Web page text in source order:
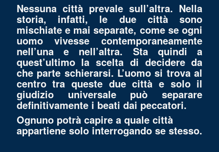
Nessuna città prevale sull’altra. Nella
storia, infatti, le due città sono
mischiate e mai separate, come se ogni
uomo vivesse contemporaneamente
nell’una e nell’altra. Sta quindi a
quest’ultimo la scelta di decidere da
che parte schierarsi. L’uomo si trova al
centro tra queste due città e solo il
giudizio universale può separare
definitivamente i beati dai peccatori.
Ognuno potrà capire a quale città
appartiene solo interrogando se stesso.